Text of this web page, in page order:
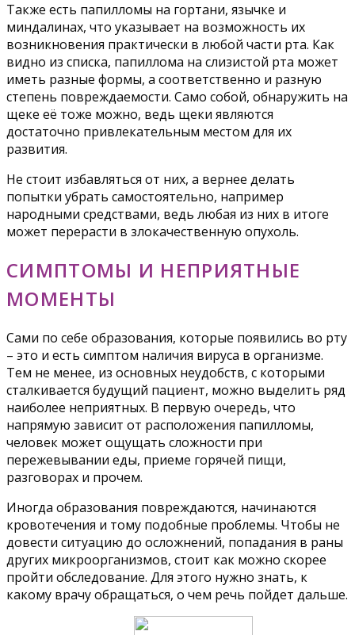
Также есть папилломы на гортани, язычке и
миндалинах, что указывает на возможность их
возникновения практически в любой части рта. Как
видно из списка, папиллома на слизистой рта может
иметь разные формы, а соответственно и разную
степень повреждаемости. Само собой, обнаружить на
щеке её тоже можно, ведь щеки являются
достаточно привлекательным местом для их
развития.
Не стоит избавляться от них, а вернее делать
попытки убрать самостоятельно, например
народными средствами, ведь любая из них в итоге
может перерасти в злокачественную опухоль.
СИМПТОМЫ И НЕПРИЯТНЫЕ
МОМЕНТЫ
Сами по себе образования, которые появились во рту
– это и есть симптом наличия вируса в организме.
Тем не менее, из основных неудобств, с которыми
сталкивается будущий пациент, можно выделить ряд
наиболее неприятных. В первую очередь, что
напрямую зависит от расположения папилломы,
человек может ощущать сложности при
пережевывании еды, приеме горячей пищи,
разговорах и прочем.
Иногда образования повреждаются, начинаются
кровотечения и тому подобные проблемы. Чтобы не
довести ситуацию до осложнений, попадания в раны
других микроорганизмов, стоит как можно скорее
пройти обследование. Для этого нужно знать, к
какому врачу обращаться, о чем речь пойдет дальше.